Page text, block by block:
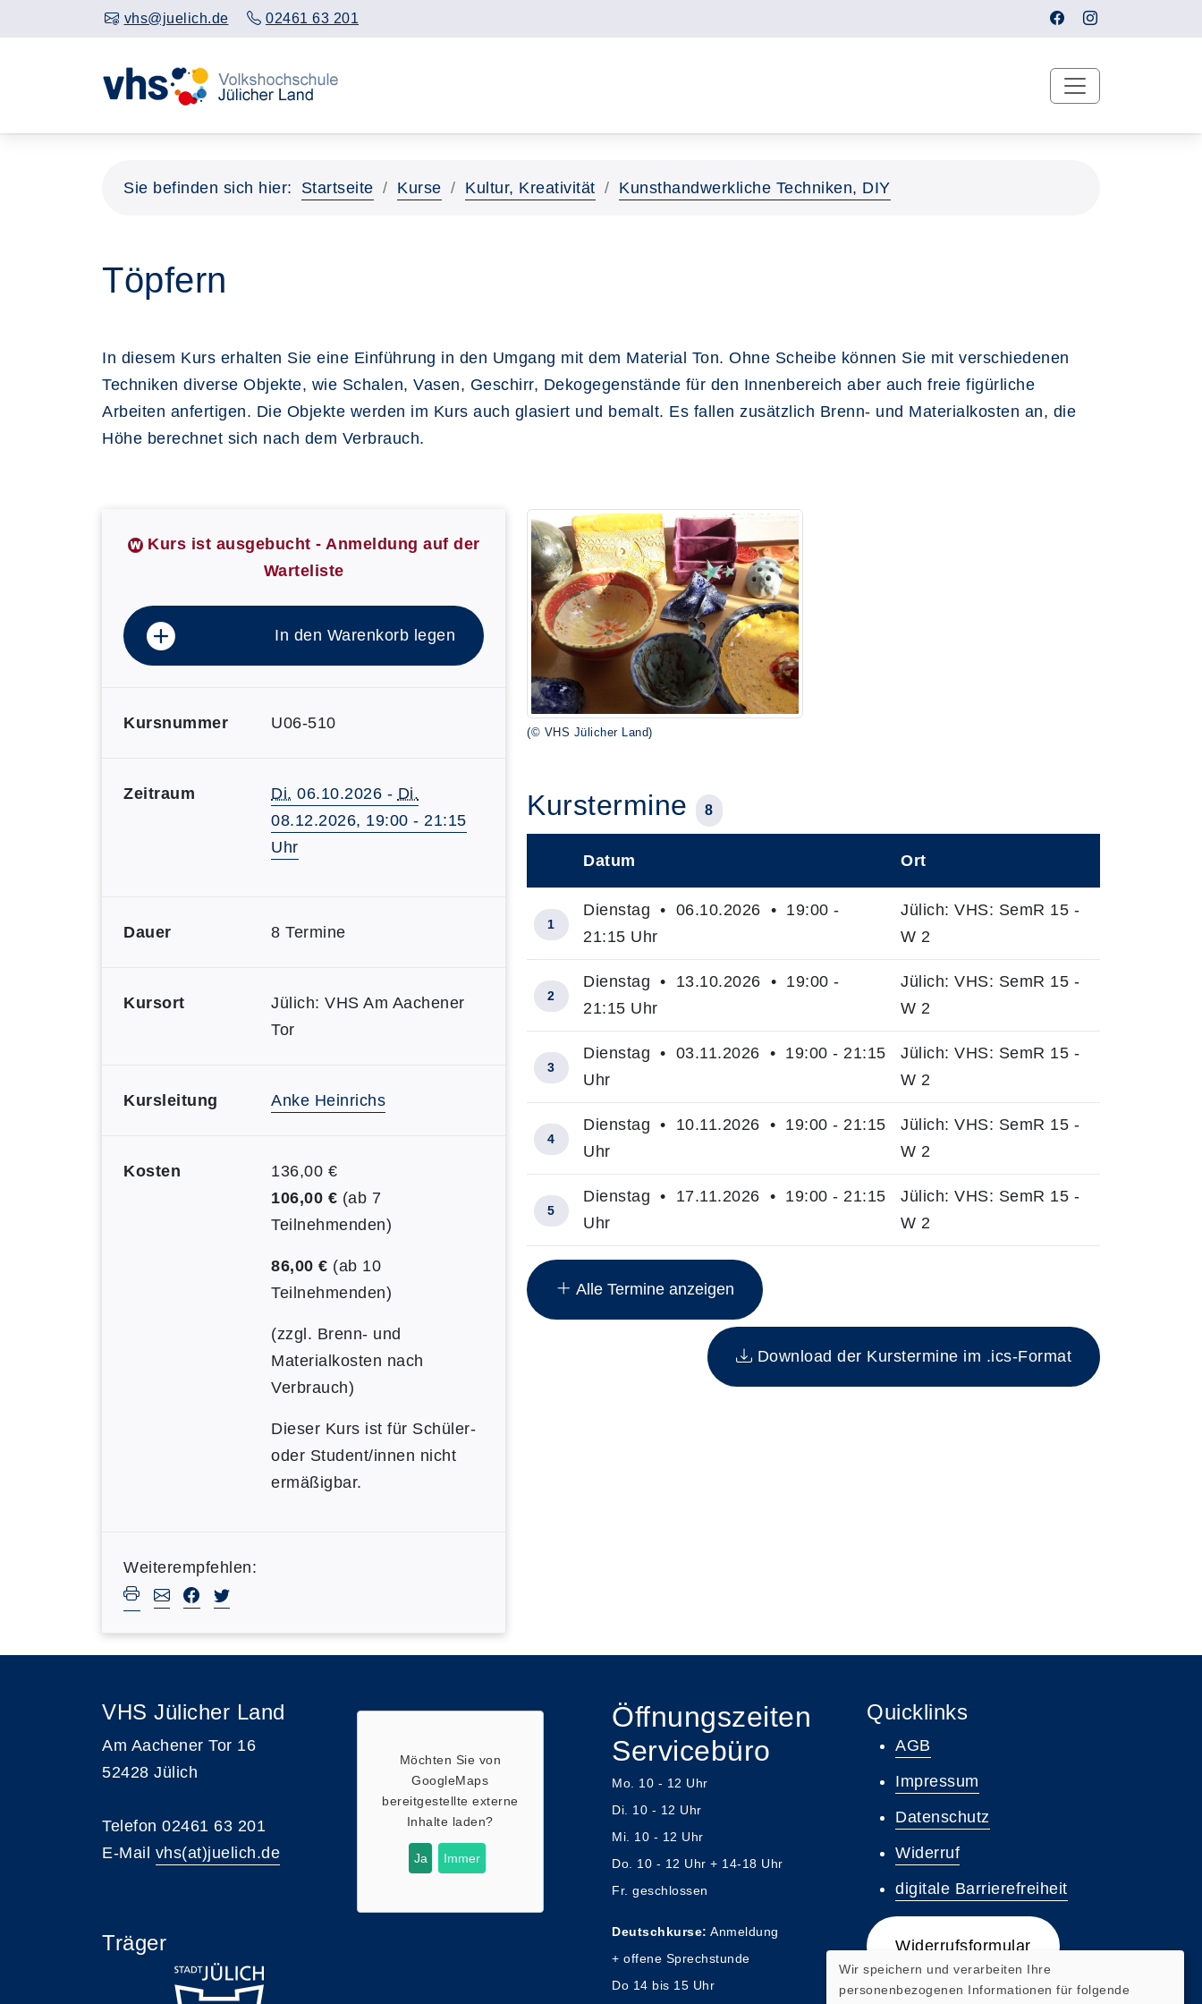
vhs@juelich.de 02461 63 201
Sie befinden sich hier: Startseite Kurse Kultur, Kreativität Kunsthandwerkliche Techniken, DIY
Töpfern
In diesem Kurs erhalten Sie eine Einführung in den Umgang mit dem Material Ton. Ohne Scheibe können Sie mit verschiedenen
Techniken diverse Objekte, wie Schalen, Vasen, Geschirr, Dekogegenstände für den Innenbereich aber auch freie figürliche
Arbeiten anfertigen. Die Objekte werden im Kurs auch glasiert und bemalt. Es fallen zusätzlich Brenn- und Materialkosten an, die
Höhe berechnet sich nach dem Verbrauch.
Kurs ist ausgebucht - Anmeldung auf der
Warteliste
In den Warenkorb legen
Kursnummer U06-510
Zeitraum Di. 06.10.2026 - Di.
08.12.2026, 19:00 - 21:15
Uhr
Dauer 8 Termine
Kursort
Jülich: VHS Am Aachener
Tor
Kursleitung Anke Heinrichs
Kosten
136,00 €
106,00 € (ab 7
Teilnehmenden)
86,00 € (ab 10
Teilnehmenden)
(zzgl. Brenn- und
Materialkosten nach
Verbrauch)
Dieser Kurs ist für Schüler-
oder Student/innen nicht
ermäßigbar.
Weiterempfehlen:
(© VHS Jülicher Land)
Kurstermine 8
Insgesamt gibt es 8 Termine zum diesen Kurs
Datum Ort
1
Dienstag • 06.10.2026 • 19:00 -
21:15 Uhr
Jülich: VHS: SemR 15 -
W 2
2
Dienstag • 13.10.2026 • 19:00 -
21:15 Uhr
Jülich: VHS: SemR 15 -
W 2
3
Dienstag • 03.11.2026 • 19:00 - 21:15
Uhr
Jülich: VHS: SemR 15 -
W 2
4
Dienstag • 10.11.2026 • 19:00 - 21:15
Uhr
Jülich: VHS: SemR 15 -
W 2
5
Dienstag • 17.11.2026 • 19:00 - 21:15
Uhr
Jülich: VHS: SemR 15 -
W 2
Alle Termine anzeigen
Download der Kurstermine im .ics-Format
VHS Jülicher Land
Am Aachener Tor 16
52428 Jülich
Telefon 02461 63 201
E-Mail vhs(at)juelich.de
Träger
Möchten Sie von
GoogleMaps
bereitgestellte externe
Inhalte laden?
Ja Immer
Öffnungszeiten
Servicebüro
Mo. 10 - 12 Uhr
Di. 10 - 12 Uhr
Mi. 10 - 12 Uhr
Do. 10 - 12 Uhr + 14-18 Uhr
Fr. geschlossen
Deutschkurse: Anmeldung
+ offene Sprechstunde
Do 14 bis 15 Uhr
Quicklinks
AGB
Impressum
Datenschutz
Widerruf
digitale Barrierefreiheit
Widerrufsformular
Wir speichern und verarbeiten Ihre
personenbezogenen Informationen für folgende